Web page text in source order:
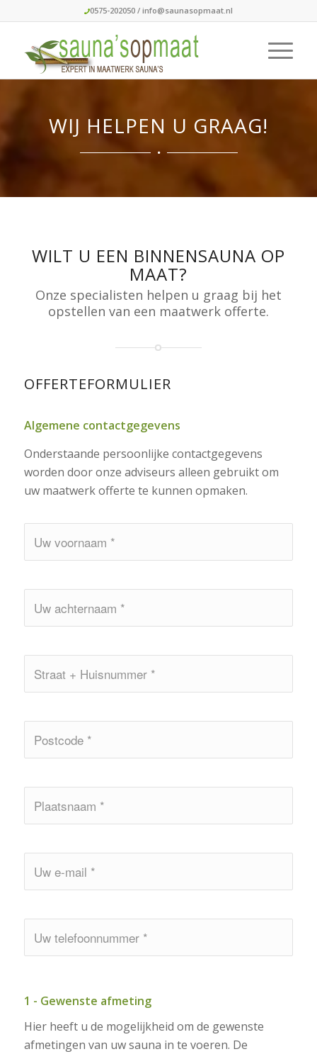
0575-202050/ info@saunasopmaat.nl
WIJ HELPEN U GRAAG!
WILT U EEN BINNENSAUNA OP
MAAT?
Onze specialisten helpen u graag bij het
opstellen van een maatwerk offerte.
OFFERTEFORMULIER
Algemene contactgegevens
Onderstaande persoonlijke contactgegevens
worden door onze adviseurs alleen gebruikt om
uw maatwerk offerte te kunnen opmaken.
1 - Gewenste afmeting
Hier heeft u de mogelijkheid om de gewenste
afmetingen van uw sauna in te voeren. De